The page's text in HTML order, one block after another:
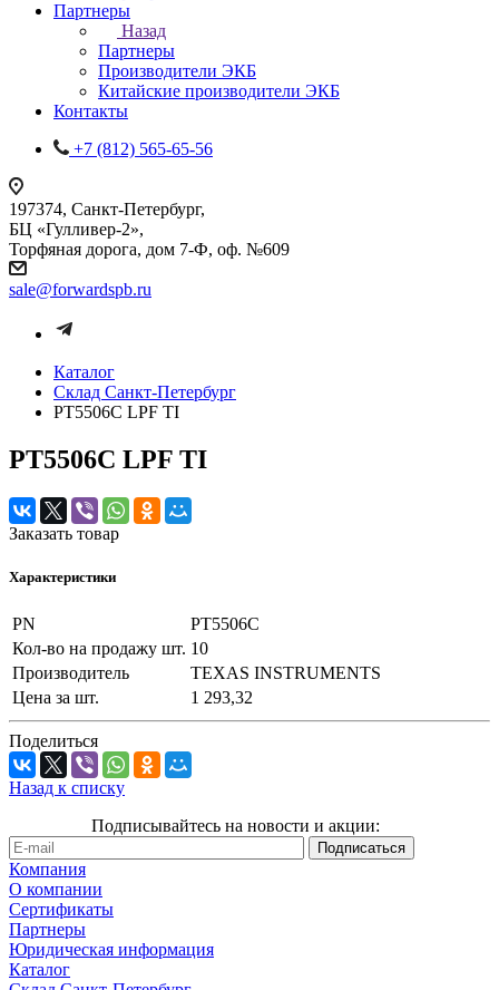
Партнеры
Назад
Партнеры
Производители ЭКБ
Китайские производители ЭКБ
Контакты
+7 (812) 565-65-56
197374, Санкт-Петербург,
БЦ «Гулливер-2»,
Торфяная дорога, дом 7-Ф, оф. №609
sale@forwardspb.ru
Каталог
Cклад Санкт-Петербург
PT5506C LPF TI
PT5506C LPF TI
Заказать товар
Характеристики
PN
PT5506C
Кол-во на продажу шт. 10
Производитель
TEXAS INSTRUMENTS
Цена за шт.
1 293,32
Поделиться
Назад к списку
Подписывайтесь на новости и акции:
Компания
О компании
Сертификаты
Партнеры
Юридическая информация
Каталог